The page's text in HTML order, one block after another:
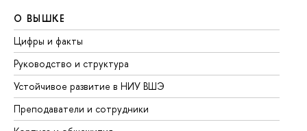
О ВЫШКЕ
Цифры и факты
Руководство и структура
Устойчивое развитие в НИУ ВШЭ
Преподаватели и сотрудники